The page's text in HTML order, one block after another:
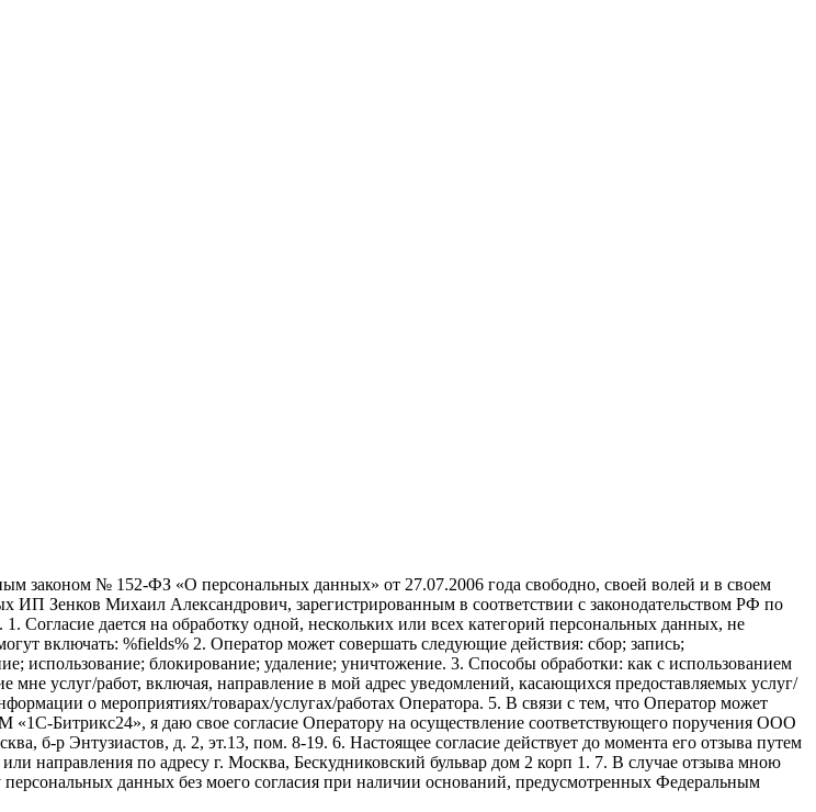
законом № 152-ФЗ «О персональных данных» от 27.07.2006 года свободно, своей волей и в своем
ИП Зенков Михаил Александрович, зарегистрированным в соответствии с законодательством РФ по
Согласие дается на обработку одной, нескольких или всех категорий персональных данных, не
включать: %fields% 2. Оператор может совершать следующие действия: сбор; запись;
использование; блокирование; удаление; уничтожение. 3. Способы обработки: как с использованием
мне услуг/работ, включая, направление в мой адрес уведомлений, касающихся предоставляемых услуг/
о мероприятиях/товарах/услугах/работах Оператора. 5. В связи с тем, что Оператор может
Битрикс24», я даю свое согласие Оператору на осуществление соответствующего поручения ООО
б-р Энтузиастов, д. 2, эт.13, пом. 8-19. 6. Настоящее согласие действует до момента его отзыва путем
направления по адресу г. Москва, Бескудниковский бульвар дом 2 корп 1. 7. В случае отзыва мною
данных без моего согласия при наличии оснований, предусмотренных Федеральным